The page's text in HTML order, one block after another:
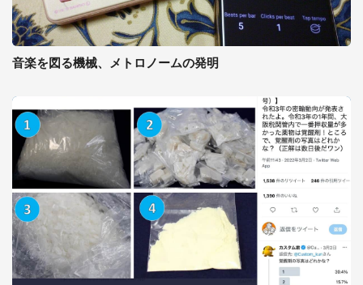
音楽を図る機械、メトロノームの発明